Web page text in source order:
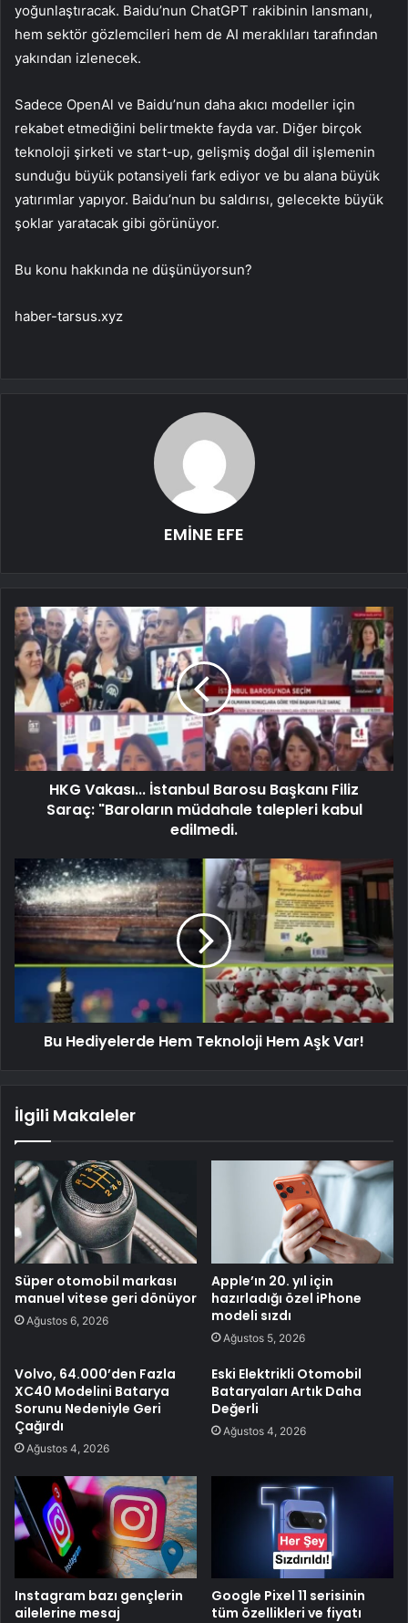
yoğunlaştıracak. Baidu’nun ChatGPT rakibinin lansmanı,
hem sektör gözlemcileri hem de AI meraklıları tarafından
yakından izlenecek.
Sadece OpenAl ve Baidu’nun daha akıcı modeller için
rekabet etmediğini belirtmekte fayda var. Diğer birçok
teknoloji şirketi ve start-up, gelişmiş doğal dil işlemenin
sunduğu büyük potansiyeli fark ediyor ve bu alana büyük
yatırımlar yapıyor. Baidu’nun bu saldırısı, gelecekte büyük
şoklar yaratacak gibi görünüyor.
Bu konu hakkında ne düşünüyorsun?
haber-tarsus.xyz
EMİNE EFE
HKG Vakası... İstanbul Barosu Başkanı Filiz
Saraç: "Baroların müdahale talepleri kabul
edilmedi.
Bu Hediyelerde Hem Teknoloji Hem Aşk Var!
İlgili Makaleler
Süper otomobil markası
manuel vitese geri dönüyor
Ağustos 6, 2026
Apple’ın 20. yıl için
hazırladığı özel iPhone
modeli sızdı
Ağustos 5, 2026
Volvo, 64.000’den Fazla
XC40 Modelini Batarya
Sorunu Nedeniyle Geri
Çağırdı
Ağustos 4, 2026
Eski Elektrikli Otomobil
Bataryaları Artık Daha
Değerli
Ağustos 4, 2026
Instagram bazı gençlerin
ailelerine mesaj
Google Pixel 11 serisinin
tüm özellikleri ve fiyatı